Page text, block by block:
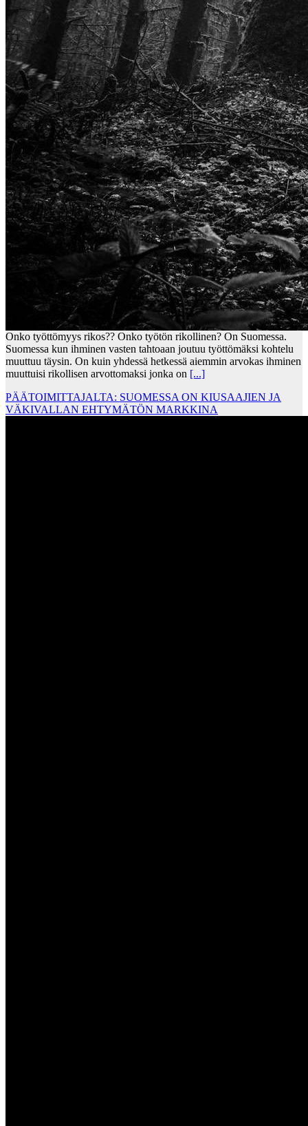
Onko työttömyys rikos?? Onko työtön rikollinen? On Suomessa.
Suomessa kun ihminen vasten tahtoaan joutuu työttömäksi kohtelu
muuttuu täysin. On kuin yhdessä hetkessä aiemmin arvokas ihminen
muuttuisi rikollisen arvottomaksi jonka on [...]
PÄÄTOIMITTAJALTA: SUOMESSA ON KIUSAAJIEN JA
VÄKIVALLAN EHTYMÄTÖN MARKKINA